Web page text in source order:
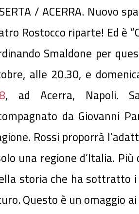
/ ACERRA. Nuovo
Rostocco riparte! Ed è
Smaldone per
alle 20.30, e
, ad Acerra, Napoli.
da Giovanni
Rossi proporrà
una regione d’Italia.
storia che ha sottratto
Questo è un omaggio